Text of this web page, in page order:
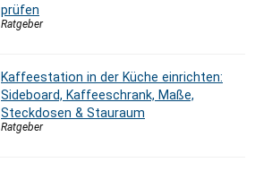
prüfen
Ratgeber
Kaffeestation in der Küche einrichten:
Sideboard, Kaffeeschrank, Maße,
Steckdosen & Stauraum
Ratgeber